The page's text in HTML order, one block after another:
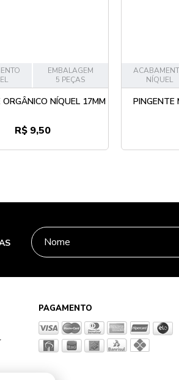
EMBALAGEM
5 PEÇAS
ORGÂNICO NÍQUEL 17MM
R$ 9,50
NÍQUEL
PINGENTE
PAGAMENTO